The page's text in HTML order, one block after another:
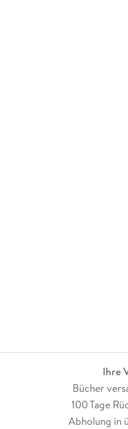
Ihre
Bücher
100 Tage
Abholung in